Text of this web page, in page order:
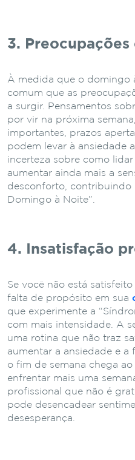
3.
À medida que o domingo
comum que as
a surgir. Pensamentos
por vir na próxima
importantes, prazos
podem levar à ansiedade
incerteza sobre como
aumentar ainda mais a
desconforto, contribuindo
Domingo à Noite”.
4. Insatisfação
Se você não está
falta de propósito em sua
que experimente a
com mais intensidade. A
uma rotina que não traz
aumentar a ansiedade e
o fim de semana chega
enfrentar mais uma
profissional que não é
pode desencadear
desesperança.